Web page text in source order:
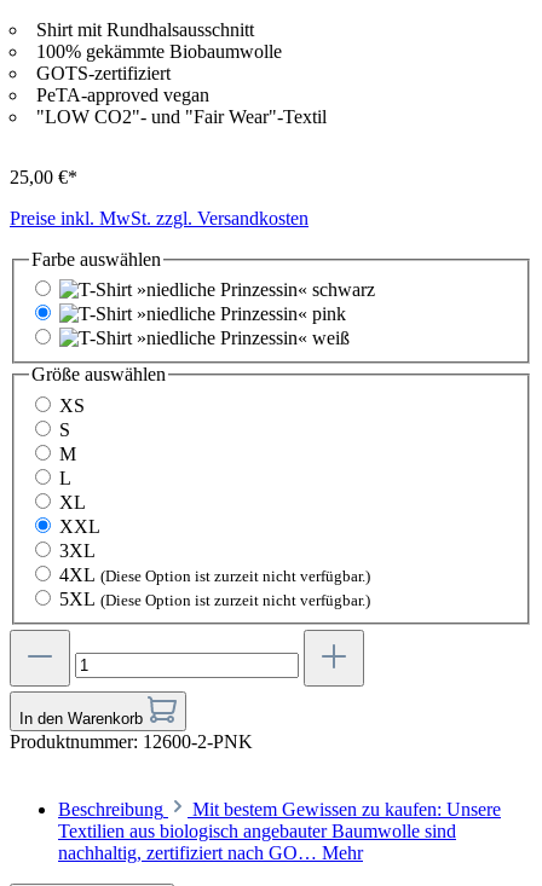
Shirt mit Rundhalsausschnitt
100% gekämmte Biobaumwolle
GOTS-zertifiziert
PeTA-approved vegan
"LOW CO2"- und "Fair Wear"-Textil
25,00 €*
Preise inkl. MwSt. zzgl. Versandkosten
Farbe auswählen
schwarz
pink
weiß
Größe auswählen
XS
S
M
L
XL
XXL
3XL
4XL (Diese Option ist zurzeit nicht verfügbar.)
5XL (Diese Option ist zurzeit nicht verfügbar.)
In den Warenkorb
Produktnummer: 12600-2-PNK
Beschreibung
Mit bestem Gewissen zu kaufen: Unsere
Textilien aus biologisch angebauter Baumwolle sind
nachhaltig, zertifiziert nach GO… Mehr